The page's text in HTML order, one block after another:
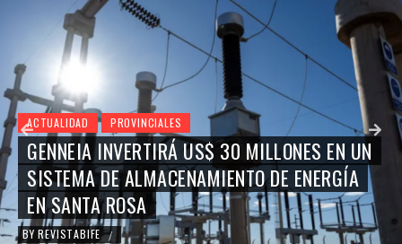
ACTUALIDAD PROVINCIALES
GENNEIA INVERTIRÁ US$ 30 MILLONES EN UN
SISTEMA DE ALMACENAMIENTO DE ENERGÍA
EN SANTA ROSA
BY REVISTABIFE /